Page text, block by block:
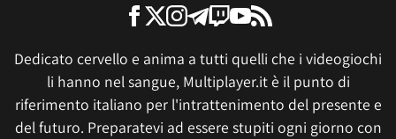
Dedicato cervello e anima a tutti quelli che i videogiochi
li hanno nel sangue, Multiplayer.it è il punto di
riferimento italiano per l'intrattenimento del presente e
del futuro. Preparatevi ad essere stupiti ogni giorno con